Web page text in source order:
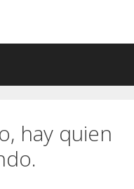
hay quien